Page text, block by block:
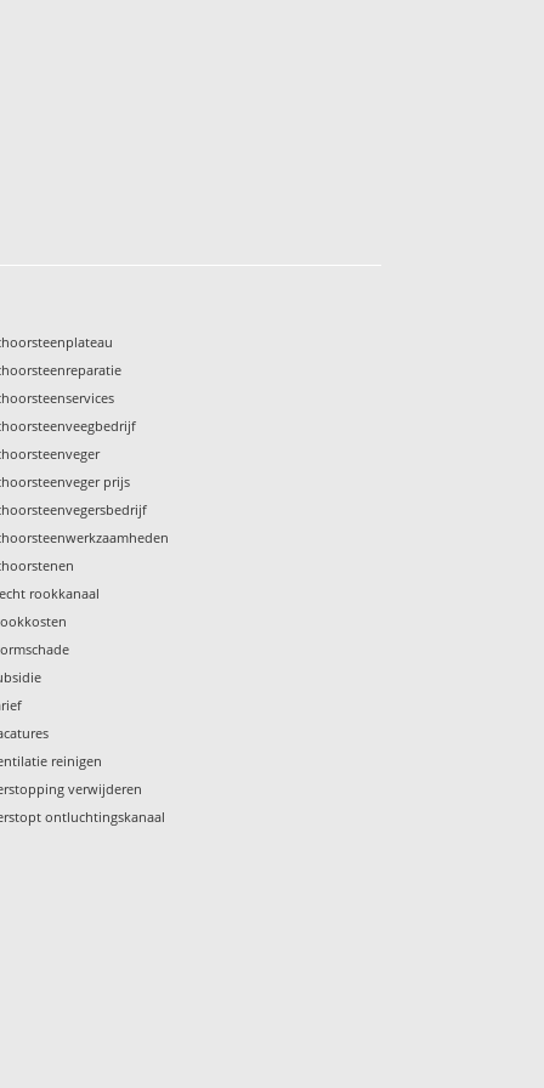
prijs
rookkanaal
reinigen
verwijderen
ontluchtingskanaal